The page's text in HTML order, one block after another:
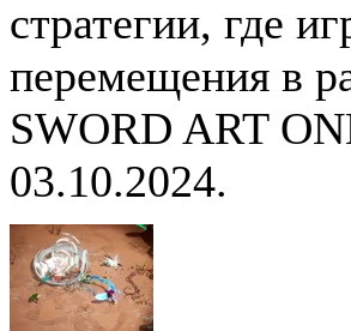
стратегии, где
перемещения в
SWORD ART
03.10.2024.